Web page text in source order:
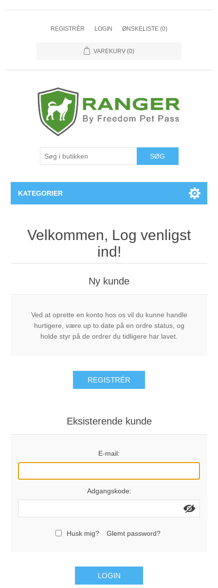
REGISTRÉR LOGIN ØNSKELISTE (0)
VAREKURV (0)
SØG
KATEGORIER
Velkommen, Log venligst
ind!
Ny kunde
Ved at oprette en konto hos os vil du kunne handle
hurtigere, være up to date på en ordre status, og
holde styr på de ordrer du tidligere har lavet.
REGISTRÉR
Eksisterende kunde
E-mail:
Adgangskode:
Husk mig? Glemt password?
LOGIN